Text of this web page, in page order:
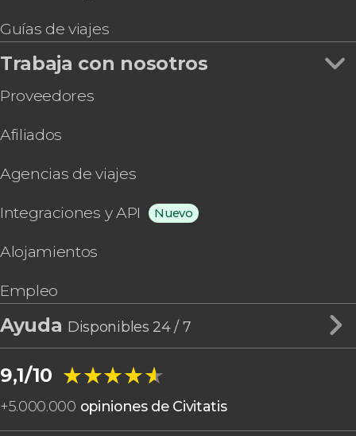
Guías de viajes
Trabaja con nosotros
Proveedores
Afiliados
Agencias de viajes
Integraciones y API Nuevo
Alojamientos
Empleo
Ayuda Disponibles 24 / 7
9,1/10 ★★★★★
★★★★★
+5.000.000 opiniones de Civitatis